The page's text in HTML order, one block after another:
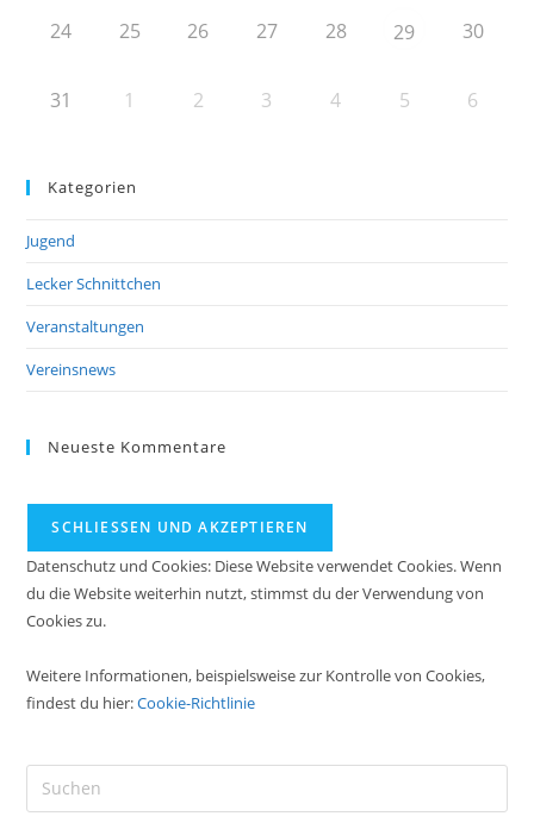
24 25 26 27 28 29 30
31 1 2 3 4 5 6
Kategorien
Jugend
Lecker Schnittchen
Veranstaltungen
Vereinsnews
Neueste Kommentare
Datenschutz und Cookies: Diese Website verwendet Cookies. Wenn
du die Website weiterhin nutzt, stimmst du der Verwendung von
Cookies zu.
Weitere Informationen, beispielsweise zur Kontrolle von Cookies,
findest du hier:Cookie-Richtlinie